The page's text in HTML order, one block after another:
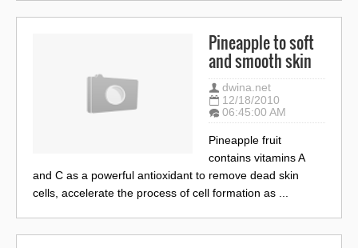
Pineapple to soft
and smooth skin
dwina.net
12/18/2010
06:45:00 AM
Pineapple fruit
contains vitamins A
and C as a powerful antioxidant to remove dead skin
cells, accelerate the process of cell formation as ...